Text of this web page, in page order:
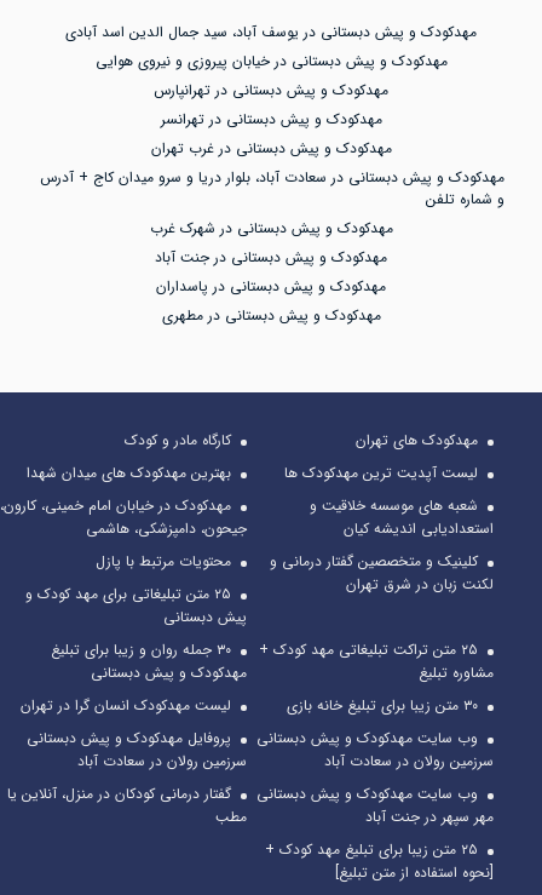
مهدکودک و پیش دبستانی در یوسف آباد، سید جمال الدین اسد آبادی
مهدکودک و پیش دبستانی در خیابان پیروزی و نیروی هوایی
مهدکودک و پیش دبستانی در تهرانپارس
مهدکودک و پیش دبستانی در تهرانسر
مهدکودک و پیش دبستانی در غرب تهران
مهدکودک و پیش دبستانی در سعادت آباد، بلوار دریا و سرو میدان کاج + آدرس
و شماره تلفن
مهدکودک و پیش دبستانی در شهرک غرب
مهدکودک و پیش دبستانی در جنت آباد
مهدکودک و پیش دبستانی در پاسداران
مهدکودک و پیش دبستانی در مطهری
مهدکودک های تهران
کارگاه مادر و کودک
لیست آپدیت ترین مهدکودک ها
بهترین مهدکودک های میدان شهدا
شعبه های موسسه خلاقیت و
استعدادیابی اندیشه کیان
مهدکودک در خیابان امام خمینی، کارون،
جیحون، دامپزشکی، هاشمی
کلینیک و متخصصین گفتار درمانی و
لکنت زبان در شرق تهران
محتویات مرتبط با پازل
۲۵ متن تبلیغاتی برای مهد کودک و
پیش دبستانی
۲۵ متن تراکت تبلیغاتی مهد کودک +
مشاوره تبلیغ
۳۰ جمله روان و زیبا برای تبلیغ
مهدکودک و پیش دبستانی
۳۰ متن زیبا برای تبلیغ خانه بازی
لیست مهدکودک انسان گرا در تهران
وب سایت مهدکودک و پیش دبستانی
سرزمین رولان در سعادت آباد
پروفایل مهدکودک و پیش دبستانی
سرزمین رولان در سعادت آباد
وب سایت مهدکودک و پیش دبستانی
مهر سپهر در جنت آباد
گفتار درمانی کودکان در منزل، آنلاین یا
مطب
۲۵ متن زیبا برای تبلیغ مهد کودک +
[نحوه استفاده از متن تبلیغ]